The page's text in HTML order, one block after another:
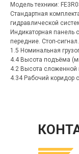
Модель техники:
Стандартная
гидравлической
Индикаторная панель
передние. Стоп-
1.5 Номинальная
4.4 Высота подъёма
4.2 Высота
4.34 Рабочий коридор